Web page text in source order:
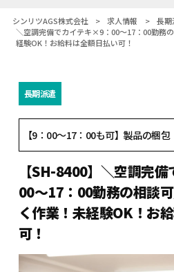
シンリツAGS株式会社 > 求人情報 > 長期
＼空調完備でカイテキ×9：00～17：00勤務
経験OK！お給料は全額日払い可！
【SH-8400】＼空調完
00～17：00勤務の相談
く作業！未経験OK！お
可！
【9：00～17：00も可】製品の梱包
長期派遣